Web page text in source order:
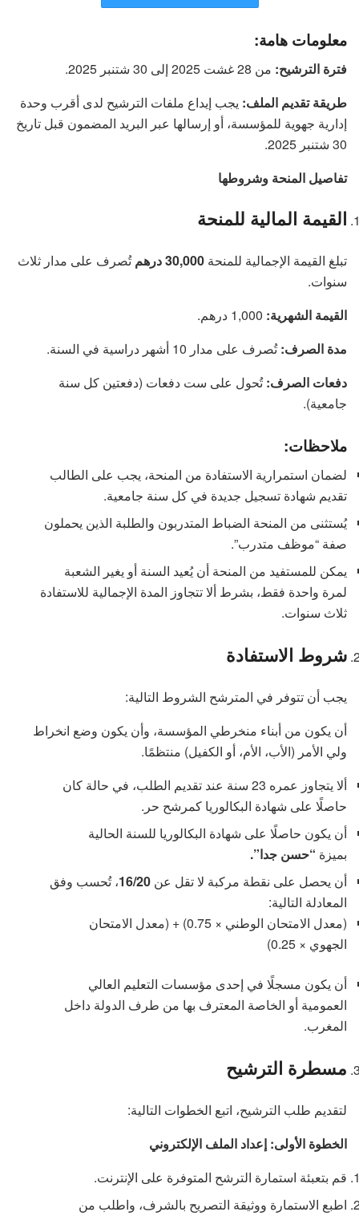
معلومات هامة:
فترة الترشيح: من 28 غشت 2025 إلى 30 شتنبر 2025.
طريقة تقديم الملف: يجب إيداع ملفات الترشيح لدى أقرب وحدة
إدارية جهوية للمؤسسة، أو إرسالها عبر البريد المضمون قبل تاريخ
30 شتنبر 2025.
تفاصيل المنحة وشروطها
القيمة المالية للمنحة
تبلغ القيمة الإجمالية للمنحة 30,000 درهم
تُصرف على مدار ثلاث
سنوات.
القيمة الشهرية:
مدة الصرف:تُصرف على مدار 10 أشهر دراسية في السنة.
دفعات الصرف:تُحول على ست دفعات (دفعتين كل سنة
جامعية).
ملاحظات:
لضمان استمرارية الاستفادة من المنحة، يجب على الطالب
تقديم شهادة تسجيل جديدة في كل سنة جامعية.
يُستثنى من المنحة الضباط المتدربون والطلبة الذين يحملون
صفة “موظف متدرب”.
يمكن للمستفيد من المنحة أن يُعيد السنة أو يغير الشعبة
لمرة واحدة فقط، بشرط ألا تتجاوز المدة الإجمالية للاستفادة
ثلاث سنوات.
شروط الاستفادة
يجب أن تتوفر في المترشح الشروط التالية:
أن يكون من أبناء منخرطي المؤسسة، وأن يكون وضع انخراط
ولي الأمر (الأب، الأم، أو الكفيل) منتظمًا.
ألا يتجاوز عمره 23 سنة عند تقديم الطلب، في حالة كان
حاصلًا على شهادة البكالوريا كمرشح حر.
أن يكون حاصلًا على شهادة البكالوريا للسنة الحالية
بميزة “حسن جدا”.
أن يحصل على نقطة مركبة لا تقل عن 16/20، تُحسب وفق
المعادلة التالية:
(معدل الامتحان الوطني × 0.75) + (معدل الامتحان
الجهوي × 0.25)
أن يكون مسجلًا في إحدى مؤسسات التعليم العالي
العمومية أو الخاصة المعترف بها من طرف الدولة داخل
المغرب.
مسطرة الترشيح
لتقديم طلب الترشيح، اتبع الخطوات التالية:
الخطوة الأولى: إعداد الملف الإلكتروني
قم بتعبئة استمارة الترشح المتوفرة على الإنترنت.
اطبع الاستمارة ووثيقة التصريح بالشرف، واطلب من